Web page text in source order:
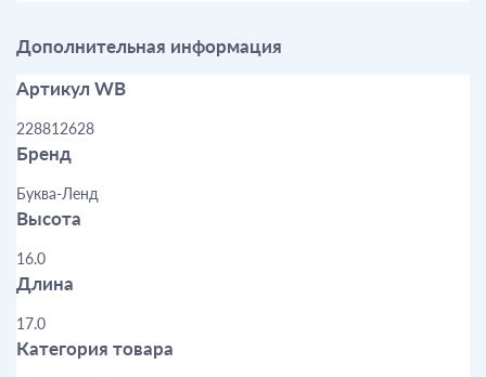
Дополнительная информация
Артикул WB
228812628
Бренд
Буква-Ленд
Высота
16.0
Длина
17.0
Категория товара